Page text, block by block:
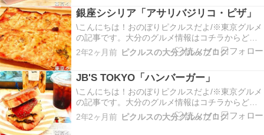
紹介性でしか買えない村上開新堂の姉妹店らしい
のー。村上開新…
銀座シシリア「アサリバジリコ・ピザ」
\こんにちは！おのぼりピクルスだよ/※東京グルメ
の記事です。大分のグルメ情報はコチラからどう
ぞ今回は銀座にある老舗イタリアン「銀座シシリ
ア」さんに行ってきたよ。一応銀座にはあるんだ
「外観」お店自体は地下にあるよ。日曜の開店30
分前で一番…
2年2ヶ月前 ピクルスの大分グルメブログ
JB'S TOKYO「ハンバーガー」
\こんにちは！おのぼりピクルスだよ/※東京グルメ
の記事です。大分のグルメ情報はコチラからどう
ぞ今回は渋谷区代々木にあるハンバーガー専門店
「JB'S TOKYO」さんに行ってきたよ！場所はJR
2年2ヶ月前 ピクルスの大分グルメブログ